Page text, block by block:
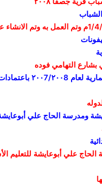
– ادراج مستشفى جصفا في
علي أبوعايشة للتعليم